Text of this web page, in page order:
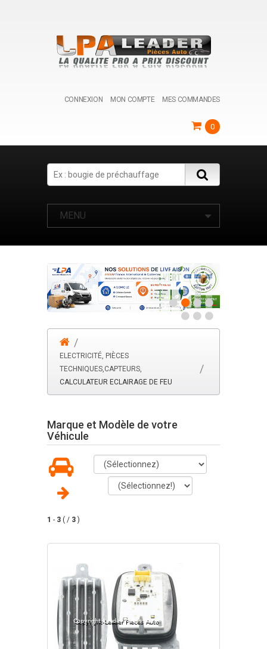
CONNEXION MON COMPTE MES COMMANDES
0
Search
MENU
ELECTRICITÉ, PIÈCES
TECHNIQUES,CAPTEURS,
CALCULATEUR ECLAIRAGE DE FEU
Marque et Modèle de votre
Véhicule
1 - 3 ( / 3 )